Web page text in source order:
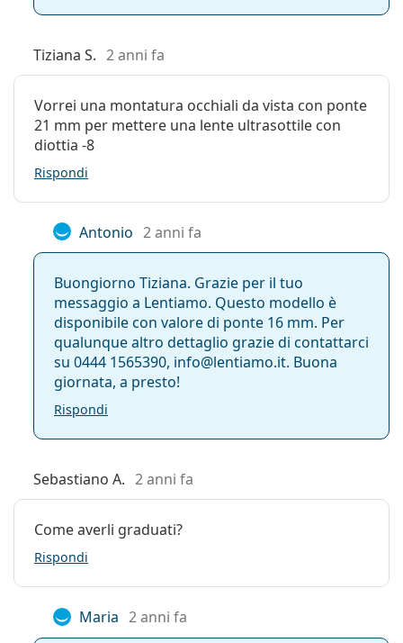
Tiziana S. 2 anni fa
Vorrei una montatura occhiali da vista con ponte
21 mm per mettere una lente ultrasottile con
diottia -8
Rispondi
Antonio 2 anni fa
Buongiorno Tiziana. Grazie per il tuo
messaggio a Lentiamo. Questo modello è
disponibile con valore di ponte 16 mm. Per
qualunque altro dettaglio grazie di contattarci
su 0444 1565390, info@lentiamo.it. Buona
giornata, a presto!
Rispondi
Sebastiano A. 2 anni fa
Come averli graduati?
Rispondi
Maria 2 anni fa